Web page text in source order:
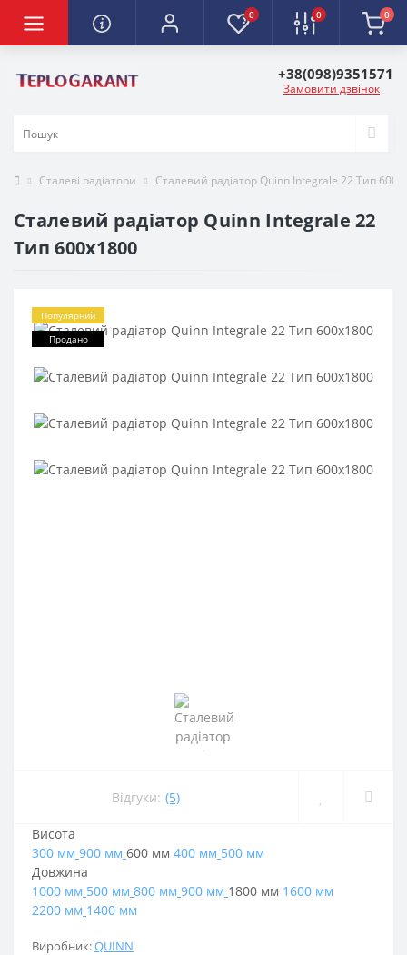
0 0 0
+38(098)9351571
Замовити дзвінок
Сталеві радіатори Сталевий радіатор Quinn Integrale 22 Тип
Сталевий радіатор Quinn Integrale 22
Тип 600х1800
Популярний
Продано
Відгуки: (5)
Виробник:QUINN
Висота
300 мм 900 мм 600 мм 400 мм 500 мм
Довжина
1000 мм 500 мм 800 мм 900 мм 1800 мм 1600 мм
2200 мм 1400 мм